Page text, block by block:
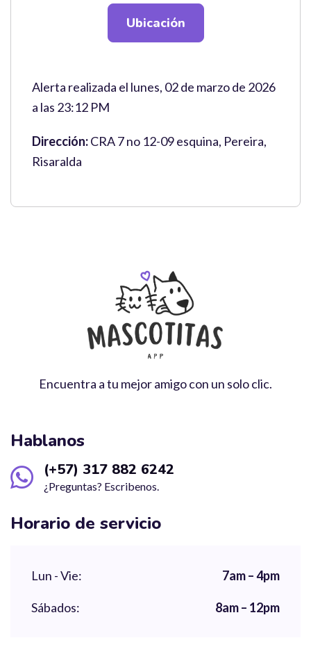
Ubicación
Alerta realizada el lunes, 02 de marzo de 2026
a las 23:12 PM
Dirección:CRA 7 no 12-09 esquina, Pereira,
Risaralda
Encuentra a tu mejor amigo con un solo clic.
Hablanos
(+57) 317 882 6242
¿Preguntas? Escribenos.
Horario de servicio
Lun - Vie: 7am – 4pm
Sábados: 8am – 12pm